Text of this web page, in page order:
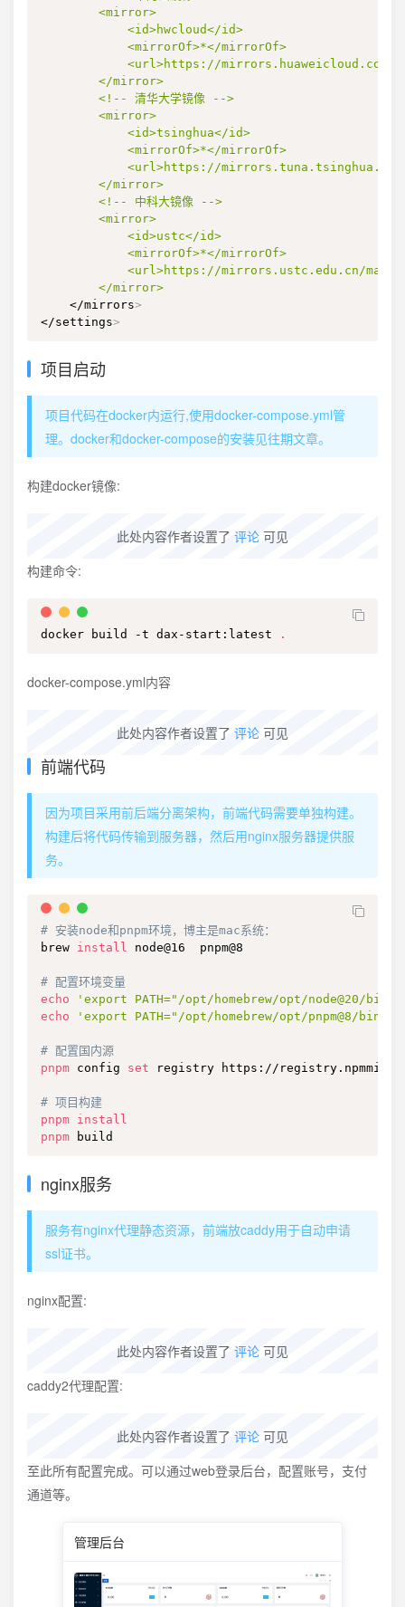
        <mirror>
            <id>hwcloud</id>
            <mirrorOf>*</mirrorOf>
<url>https://mirrors.huaweicloud.com/
        </mirror>
        <!-- 清华大学镜像 -->
        <mirror>
            <id>tsinghua</id>
            <mirrorOf>*</mirrorOf>
<url>https://
        </mirror>
        <!-- 中科大镜像 -->
        <mirror>
            <id>ustc</id>
            <mirrorOf>*</mirrorOf>
<url>https://mirrors.ustc.edu.cn/
        </mirror>
    </mirrors
>
</settings>
项目启动
项目代码在docker内运行,使用docker-compose.yml管
理。docker和docker-compose的安装见往期文章。
构建docker镜像:
此处内容作者设置了 评论 可见
构建命令:
docker build -t dax-start:latest .
docker-compose.yml内容
此处内容作者设置了 评论 可见
前端代码
因为项目采用前后端分离架构，前端代码需要单独构建。
构建后将代码传输到服务器，然后用nginx服务器提供服
务。
# 安装node和pnpm环境，博主是mac系统：
brew install node@16  pnpm@8
# 配置环境变量
echo
'export PATH="/opt/homebrew/opt/node@20/
echo
'export PATH="/opt/homebrew/opt/pnpm@8/
# 配置国内源
pnpm config set registry https://
# 项目构建
pnpm install
pnpm build
nginx服务
服务有nginx代理静态资源，前端放caddy用于自动申请
ssl证书。
nginx配置:
此处内容作者设置了 评论 可见
caddy2代理配置:
此处内容作者设置了 评论 可见
至此所有配置完成。可以通过web登录后台，配置账号，支付
通道等。
管理后台